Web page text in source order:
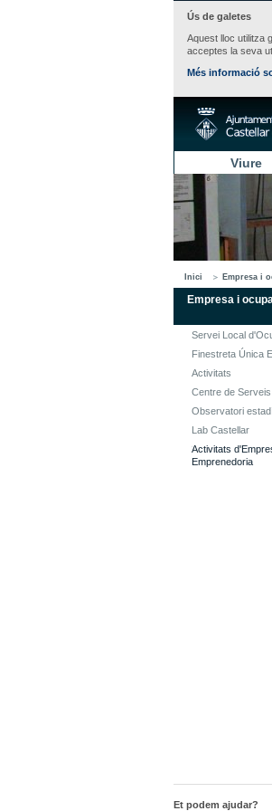
Ús de galetes
Aquest lloc utilitza
acceptes la seva
Més informació
Viure
Inici Empresa i
Empresa i
Servei Local
Finestreta Única
Activitats
Centre de Serveis
Observatori
Lab Castellar
Activitats
Emprenedoria
Et podem ajudar?